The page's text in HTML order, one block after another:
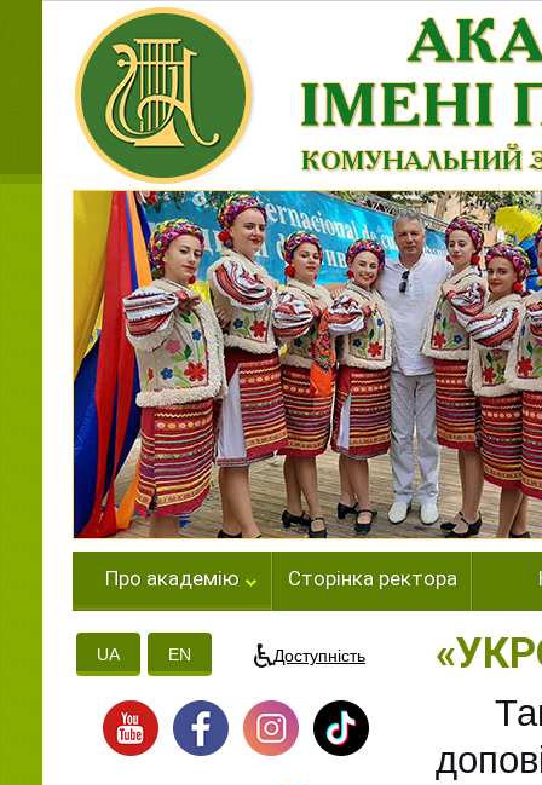
Про академію Сторінка ректора
UA EN Доступність
Так